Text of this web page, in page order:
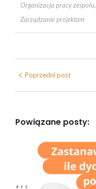
Organizacja pracy zespołu,
Zarządzanie projektam
Poprzedni post
Powiązane posty: